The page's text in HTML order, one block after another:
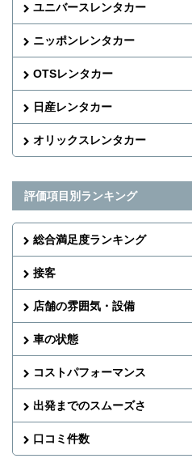
ユニバースレンタカー
ニッポンレンタカー
OTSレンタカー
日産レンタカー
オリックスレンタカー
評価項目別ランキング
総合満足度ランキング
接客
店舗の雰囲気・設備
車の状態
コストパフォーマンス
出発までのスムーズさ
口コミ件数